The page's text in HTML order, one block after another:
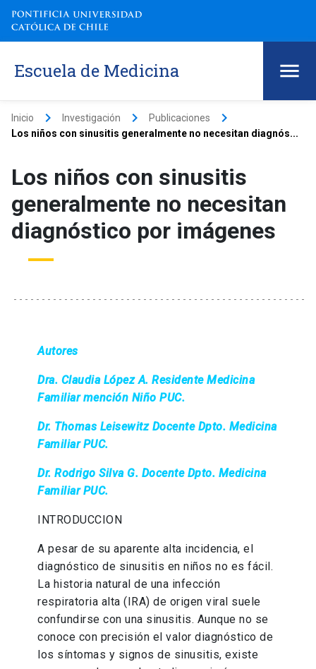
Escuela de Medicina
Inicio keyboard_arrow_right Investigación keyboard_arrow_right Publicaciones keyboard_arrow_right
Los niños con sinusitis generalmente no necesitan diagnós...
Los niños con sinusitis
generalmente no necesitan
diagnóstico por imágenes
Autores
Dra. Claudia López A. Residente Medicina
Familiar mención Niño PUC.
Dr. Thomas Leisewitz Docente Dpto. Medicina
Familiar PUC.
Dr. Rodrigo Silva G. Docente Dpto. Medicina
Familiar PUC.
INTRODUCCION
A pesar de su aparente alta incidencia, el
diagnóstico de sinusitis en niños no es fácil.
La historia natural de una infección
respiratoria alta (IRA) de origen viral suele
confundirse con una sinusitis. Aunque no se
conoce con precisión el valor diagnóstico de
los síntomas y signos de sinusitis, existe